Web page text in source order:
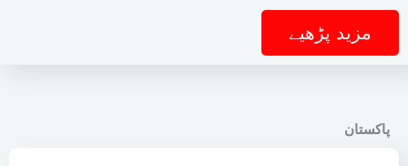
مزید پڑھیے
پاکستان